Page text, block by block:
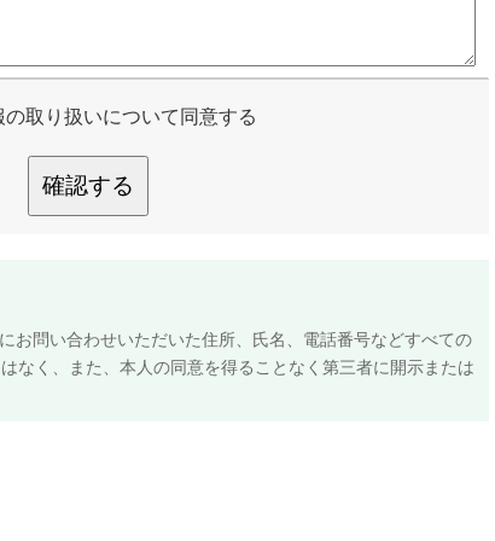
の取り扱いについて同意する
確認する
お問い合わせいただいた住所、氏名、電話番号などすべての
なく、また、本人の同意を得ることなく第三者に開示または